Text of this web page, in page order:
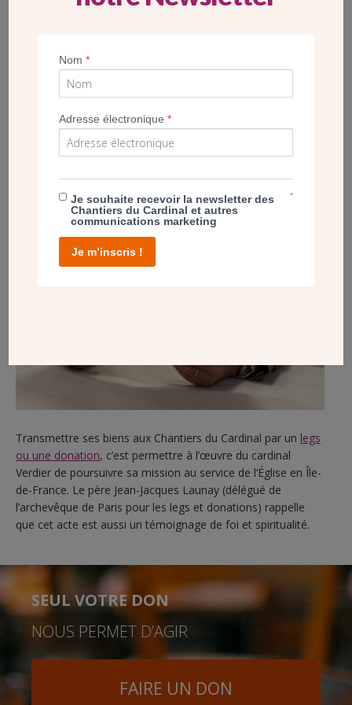
LÉGUER À L’ÉGLISE, UN ACTE SPIRITUEL
Transmettre ses biens aux Chantiers du Cardinal par un legs
ou une donation, c’est permettre à l’œuvre du cardinal
Verdier de poursuivre sa mission au service de l’Église en Île-
de-France. Le père Jean-Jacques Launay (délégué de
l’archevêque de Paris pour les legs et donations) rappelle
que cet acte est aussi un témoignage de foi et spiritualité.
SEUL VOTRE DON
NOUS PERMET D’AGIR
FAIRE UN DON
Nom*
Adresse électronique*
Je souhaite recevoir la newsletter des
Chantiers du Cardinal et autres
communications marketing
*
Je m’inscris !